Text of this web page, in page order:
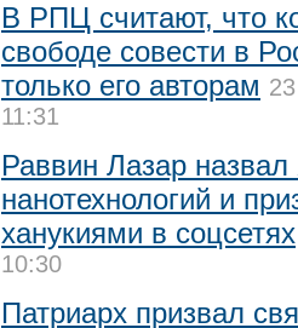
В РПЦ считают, что
свободе совести в
только его авторам
11:31
Раввин Лазар
нанотехнологий и
ханукиями в соцсетях
10:30
Патриарх призвал